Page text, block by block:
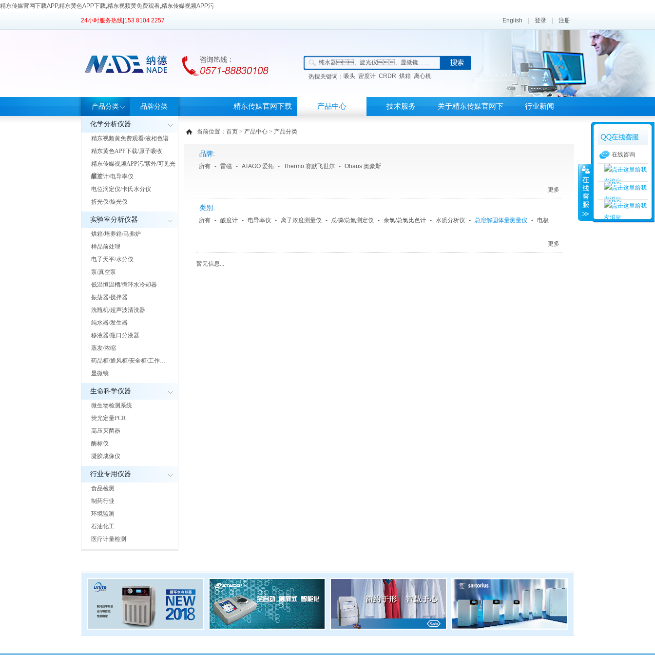
精东传媒官网下载APP,精东黄色APP下载,精东视频黄免费观看,精东传媒视频APP污
24小时服务热线| 153 8104 2257 English 登录 注册
热搜关键词： 吸头 密度计 CRDR 烘箱 离心机
产品分类
化学分析仪器
精东视频黄免费观看/液相色谱
精东黄色APP下载/原子吸收
精东传媒视频APP污/紫外/可见光
度计
酸度计/电导率仪
电位滴定仪/卡氏水分仪
折光仪/旋光仪
实验室分析仪器
烘箱/培养箱/马弗炉
样品前处理
电子天平/水分仪
泵/真空泵
低温恒温槽/循环水冷却器
振荡器/搅拌器
洗瓶机/超声波清洗器
纯水器/发生器
移液器/瓶口分液器
蒸发/浓缩
药品柜/通风柜/安全柜/工作…
显微镜
生命科学仪器
微生物检测系统
荧光定量PCR
高压灭菌器
酶标仪
凝胶成像仪
行业专用仪器
食品检测
制药行业
环境监测
石油化工
医疗计量检测
品牌分类 精东传媒官网下载 产品中心 技术服务 关于精东传媒官网下 行业新闻
当前位置： 首页 > 产品中心 > 产品分类
品牌:
所有 - 雷磁 - ATAGO 爱拓 - Thermo 赛默飞世尔 - Ohaus 奥豪斯
更多
类别:
所有 - 酸度计 - 电导率仪 - 离子浓度测量仪 - 总磷/总氮测定仪 - 余氯/总氯比色计 - 水质分析仪 - 总溶解固体量测量仪 - 电极
更多
暂无信息...
在线咨询